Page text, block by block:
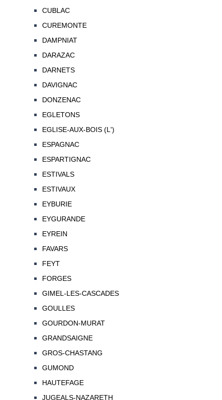
CUBLAC
CUREMONTE
DAMPNIAT
DARAZAC
DARNETS
DAVIGNAC
DONZENAC
EGLETONS
EGLISE-AUX-BOIS (L')
ESPAGNAC
ESPARTIGNAC
ESTIVALS
ESTIVAUX
EYBURIE
EYGURANDE
EYREIN
FAVARS
FEYT
FORGES
GIMEL-LES-CASCADES
GOULLES
GOURDON-MURAT
GRANDSAIGNE
GROS-CHASTANG
GUMOND
HAUTEFAGE
JUGEALS-NAZARETH